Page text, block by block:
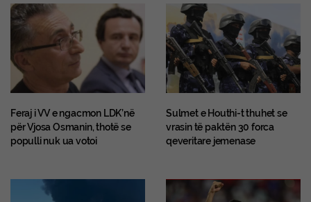
Feraj i VV e ngacmon LDK’në
për Vjosa Osmanin, thotë se
populli nuk ua votoi
Sulmet e Houthi-t thuhet se
vrasin të paktën 30 forca
qeveritare jemenase